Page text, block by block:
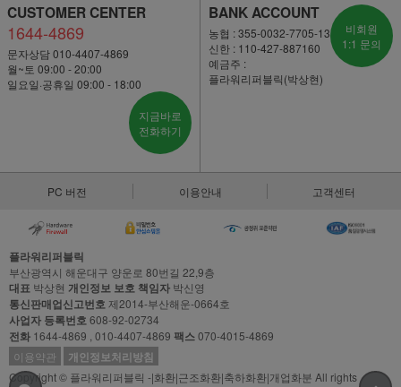
CUSTOMER CENTER
1644-4869
문자상담 010-4407-4869
월~토 09:00 - 20:00
일요일·공휴일 09:00 - 18:00
지금바로
전화하기
BANK ACCOUNT
농협 : 355-0032-7705-13
신한 : 110-427-887160
예금주 :
플라워리퍼블릭(박상현)
비회원
1:1 문의
PC 버전 이용안내 고객센터
플라워리퍼블릭
부산광역시 해운대구 양운로 80번길 22,9층
대표 박상현 개인정보 보호 책임자 박신영
통신판매업신고번호제2014-부산해운-0664호
사업자 등록번호608-92-02734
전화 1644-4869 , 010-4407-4869 팩스070-4015-4869
이용약관
개인정보처리방침
Copyright © 플라워리퍼블릭 -|화환|근조화환|축하화환|개업화분 All rights